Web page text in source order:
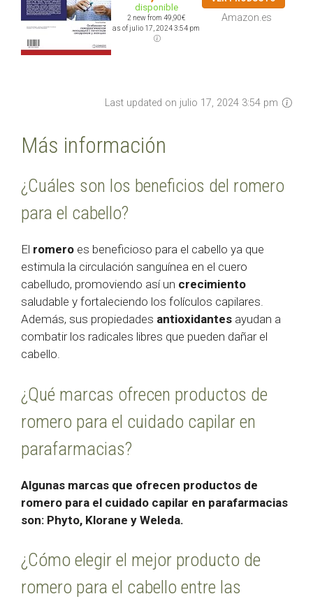
disponible
2 new from 49,90€
as of julio 17, 2024 3:54 pm
Amazon.es
Last updated on julio 17, 2024 3:54 pm
Más información
¿Cuáles son los beneficios del romero
para el cabello?
El romero es beneficioso para el cabello ya que
estimula la circulación sanguínea en el cuero
cabelludo, promoviendo así un crecimiento
saludable y fortaleciendo los folículos capilares.
Además, sus propiedades antioxidantes ayudan a
combatir los radicales libres que pueden dañar el
cabello.
¿Qué marcas ofrecen productos de
romero para el cuidado capilar en
parafarmacias?
Algunas marcas que ofrecen productos de
romero para el cuidado capilar en parafarmacias
son: Phyto, Klorane y Weleda.
¿Cómo elegir el mejor producto de
romero para el cabello entre las